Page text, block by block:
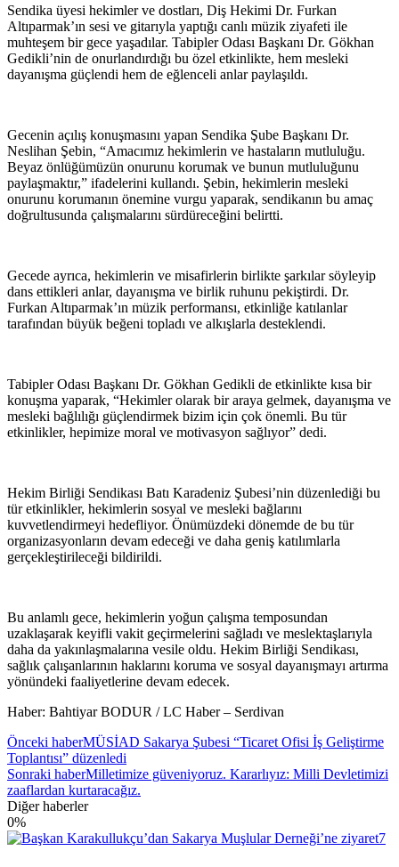
Sendika üyesi hekimler ve dostları, Diş Hekimi Dr. Furkan
Altıparmak’ın sesi ve gitarıyla yaptığı canlı müzik ziyafeti ile
muhteşem bir gece yaşadılar. Tabipler Odası Başkanı Dr. Gökhan
Gedikli’nin de onurlandırdığı bu özel etkinlikte, hem mesleki
dayanışma güçlendi hem de eğlenceli anlar paylaşıldı.
Gecenin açılış konuşmasını yapan Sendika Şube Başkanı Dr.
Neslihan Şebin, “Amacımız hekimlerin ve hastaların mutluluğu.
Beyaz önlüğümüzün onurunu korumak ve bunun mutluluğunu
paylaşmaktır,” ifadelerini kullandı. Şebin, hekimlerin mesleki
onurunu korumanın önemine vurgu yaparak, sendikanın bu amaç
doğrultusunda çalışmalarını sürdüreceğini belirtti.
Gecede ayrıca, hekimlerin ve misafirlerin birlikte şarkılar söyleyip
dans ettikleri anlar, dayanışma ve birlik ruhunu pekiştirdi. Dr.
Furkan Altıparmak’ın müzik performansı, etkinliğe katılanlar
tarafından büyük beğeni topladı ve alkışlarla desteklendi.
Tabipler Odası Başkanı Dr. Gökhan Gedikli de etkinlikte kısa bir
konuşma yaparak, “Hekimler olarak bir araya gelmek, dayanışma ve
mesleki bağlılığı güçlendirmek bizim için çok önemli. Bu tür
etkinlikler, hepimize moral ve motivasyon sağlıyor” dedi.
Hekim Birliği Sendikası Batı Karadeniz Şubesi’nin düzenlediği bu
tür etkinlikler, hekimlerin sosyal ve mesleki bağlarını
kuvvetlendirmeyi hedefliyor. Önümüzdeki dönemde de bu tür
organizasyonların devam edeceği ve daha geniş katılımlarla
gerçekleştirileceği bildirildi.
Bu anlamlı gece, hekimlerin yoğun çalışma temposundan
uzaklaşarak keyifli vakit geçirmelerini sağladı ve meslektaşlarıyla
daha da yakınlaşmalarına vesile oldu. Hekim Birliği Sendikası,
sağlık çalışanlarının haklarını koruma ve sosyal dayanışmayı artırma
yönündeki faaliyetlerine devam edecek.
Haber: Bahtiyar BODUR / LC Haber – Serdivan
Önceki haberMÜSİAD Sakarya Şubesi “Ticaret Ofisi İş Geliştirme
Toplantısı” düzenledi
Sonraki haberMilletimize güveniyoruz. Kararlıyız: Milli Devletimizi
zaaflardan kurtaracağız.
Diğer haberler
0%